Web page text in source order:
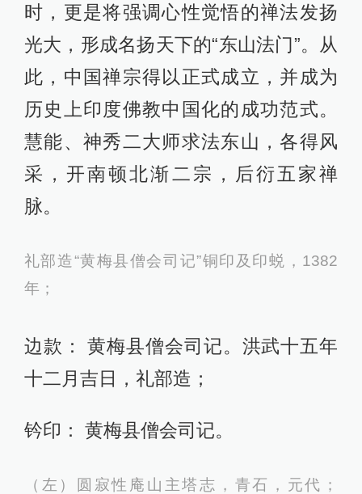
时，更是将强调心性觉悟的禅法发扬
光大，形成名扬天下的“东山法门”。从
此，中国禅宗得以正式成立，并成为
历史上印度佛教中国化的成功范式。
慧能、神秀二大师求法东山，各得风
采，开南顿北渐二宗，后衍五家禅
脉。
礼部造“黄梅县僧会司记”铜印及印蜕，1382
年；
边款： 黄梅县僧会司记。洪武十五年
十二月吉日，礼部造；
钤印： 黄梅县僧会司记。
（左）圆寂性庵山主塔志，青⽯，元代；